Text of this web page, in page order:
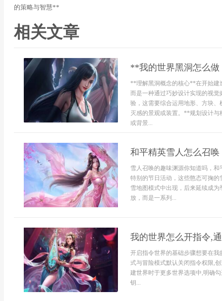
的策略与智慧**
相关文章
**我的世界黑洞怎么
**理解黑洞概念的核心**在开始建
而是一种通过巧妙设计实现的视
验，这需要综合运用地形、方块
灭感的景观或装置。**规划设计
或背景...
和平精英雪人怎么召
雪人召唤的趣味渊源你知道吗，
特别的节日活动，这些憨态可掬
雪地图模式中出现，后来延续成
放，而是一系列...
我的世界怎么开指令,
开启指令世界的基础步骤想要在
式与冒险模式默认关闭指令权限,
建世界时于更多世界选项中,明确
钥...